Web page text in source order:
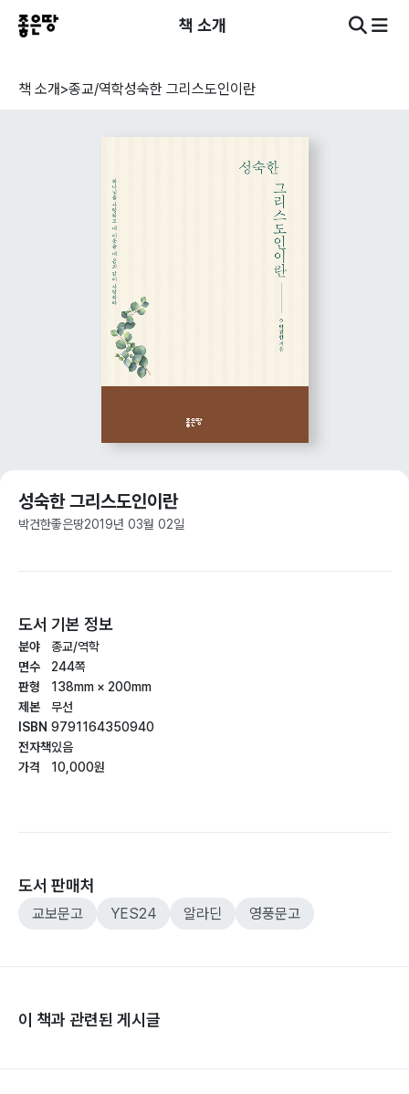
책 소개
책 소개>종교/역학성숙한 그리스도인이란
성숙한 그리스도인이란
박건한좋은땅2019년 03월 02일
도서 기본 정보
분야
면수
판형
제본
ISBN
전자책
가격
종교/역학
244쪽
138mm × 200mm
무선
9791164350940
있음
10,000원
도서 판매처
교보문고 YES24 알라딘 영풍문고
이 책과 관련된 게시글